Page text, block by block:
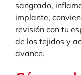
sangrado,
implante,
revisión con tu
de los tejidos y
avance.